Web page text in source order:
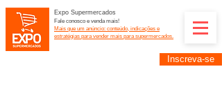
Expo Supermercados
Fale conosco e venda mais!
Mais que um anúncio: conteúdo, indicações e
estratégias para vender mais para supermercados.
Inscreva-se